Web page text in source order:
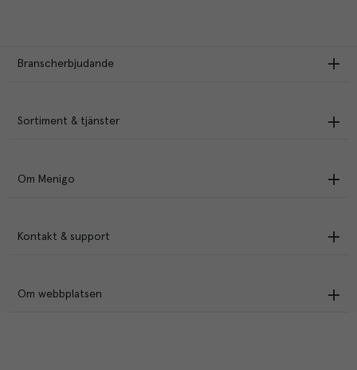
Branscherbjudande
Sortiment & tjänster
Om Menigo
Kontakt & support
Om webbplatsen